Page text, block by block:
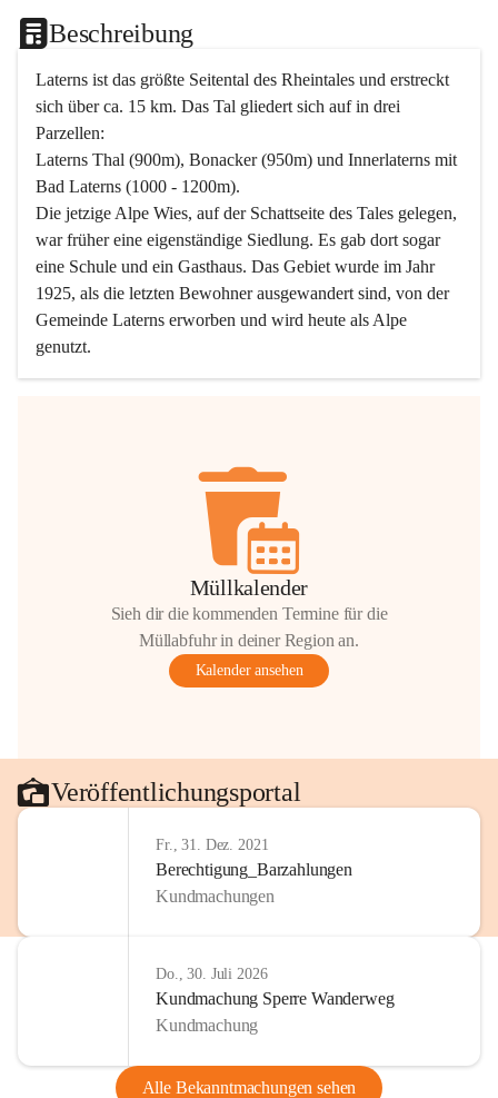
Beschreibung
Laterns ist das größte Seitental des Rheintales und erstreckt
sich über ca. 15 km. Das Tal gliedert sich auf in drei
Parzellen:
Laterns Thal (900m), Bonacker (950m) und Innerlaterns mit
Bad Laterns (1000 - 1200m).
Die jetzige Alpe Wies, auf der Schattseite des Tales gelegen,
war früher eine eigenständige Siedlung. Es gab dort sogar
eine Schule und ein Gasthaus. Das Gebiet wurde im Jahr
1925, als die letzten Bewohner ausgewandert sind, von der
Gemeinde Laterns erworben und wird heute als Alpe
genutzt.
Müllkalender
Sieh dir die kommenden Termine für die
Müllabfuhr in deiner Region an.
Kalender ansehen
Veröffentlichungsportal
Fr., 31. Dez. 2021
Berechtigung_Barzahlungen
Kundmachungen
Do., 30. Juli 2026
Kundmachung Sperre Wanderweg
Kundmachung
Alle Bekanntmachungen sehen